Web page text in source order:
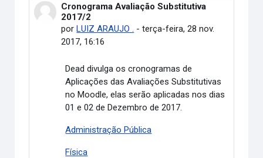
Cronograma Avaliação Substitutiva
2017/2
porLUIZ ARAUJO . -terça-feira, 28 nov.
2017, 16:16
Número de respostas: 0
Dead divulga os cronogramas de
Aplicações das Avaliações Substitutivas
no Moodle, elas serão aplicadas nos dias
01 e 02 de Dezembro de 2017.
Administração Pública
Física